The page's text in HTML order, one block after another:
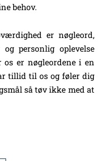
behov.
er nøgleord,
personlig oplevelse
er nøgleordene i en
tillid til os og føler dig
så tøv ikke med at